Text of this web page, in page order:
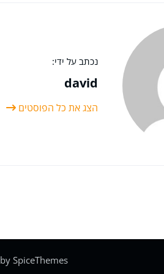
נכתב על ידי:
david
הצג את כל הפוסטים
by SpiceThemes